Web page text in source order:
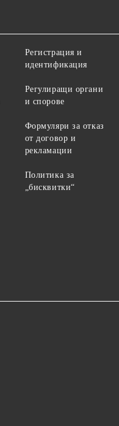
Регистрация и
идентификация
Регулиращи органи
и спорове
Формуляри за отказ
от договор и
рекламации
Политика за
„бисквитки“